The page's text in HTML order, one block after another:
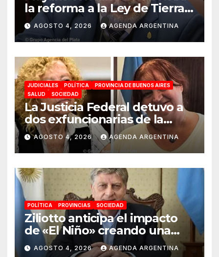
la reforma a la Ley de Tierras:
«Esta ley vende el país»
AGOSTO 4, 2026 AGENDA ARGENTINA
JUDICIALES POLÍTICA
PROVINCIA DE BUENOS AIRES
SALUD
SOCIEDAD
La Justicia Federal detuvo a
dos exfuncionarias de la
ANMAT y el INAME por la
causa del fentanilo
contaminado
AGOSTO 4, 2026 AGENDA ARGENTINA
POLÍTICA PROVINCIAS SOCIEDAD
Ziliotto anticipa el impacto
de «El Niño» creando una
«Unidad de Gestión» para
AGOSTO 4, 2026 AGENDA ARGENTINA